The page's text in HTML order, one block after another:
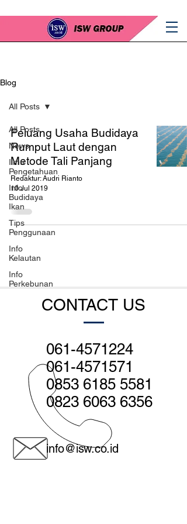
Blog
All Posts
News
Ilmu
Pengetahuan
Info
Budidaya
Ikan
Tips
Penggunaan
Info
Kelautan
Info
Perkebunan
All Posts
Peluang Usaha Budidaya
Rumput Laut dengan
Metode Tali Panjang
Redaktur: Audri Rianto
10 Jul 2019
CONTACT US
061-4571224
061-4571571
0853 6185 5581
0823 6063 6356
info@isw.co.id